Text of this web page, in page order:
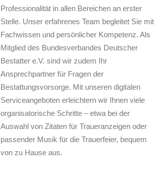
Professionalität in allen Bereichen an erster
Stelle. Unser erfahrenes Team begleitet Sie mit
Fachwissen und persönlicher Kompetenz. Als
Mitglied des Bundesverbandes Deutscher
Bestatter e.V. sind wir zudem Ihr
Ansprechpartner für Fragen der
Bestattungsvorsorge. Mit unseren digitalen
Serviceangeboten erleichtern wir Ihnen viele
organisatorische Schritte – etwa bei der
Auswahl von Zitaten für Traueranzeigen oder
passender Musik für die Trauerfeier, bequem
von zu Hause aus.